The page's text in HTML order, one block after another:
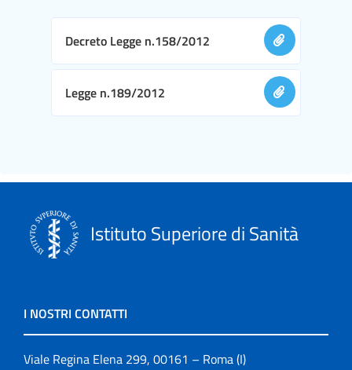
Decreto Legge n.158/2012
Legge n.189/2012
Istituto Superiore di Sanità
I NOSTRI CONTATTI
Viale Regina Elena 299, 00161 – Roma (I)